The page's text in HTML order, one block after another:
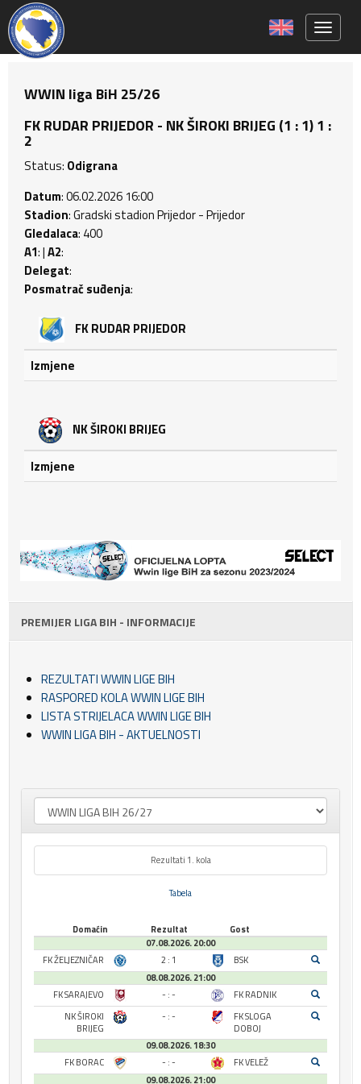
WWIN liga BiH 25/26
FK RUDAR PRIJEDOR - NK ŠIROKI BRIJEG (1 : 1) 1 :
2
Status: Odigrana
Datum: 06.02.2026 16:00
Stadion: Gradski stadion Prijedor - Prijedor
Gledalaca: 400
A1: |A2:
Delegat:
Posmatrač suđenja:
FK RUDAR PRIJEDOR
Izmjene
NK ŠIROKI BRIJEG
Izmjene
PREMIJER LIGA BIH - INFORMACIJE
REZULTATI WWIN LIGE BIH
RASPORED KOLA WWIN LIGE BIH
LISTA STRIJELACA WWIN LIGE BIH
WWIN LIGA BIH - AKTUELNOSTI
Rezultati 1. kola
Tabela
Domaćin Rezultat
Gost
07.08.2026. 20:00
FK ŽELJEZNIČAR
2 : 1
BSK
08.08.2026. 21:00
FK SARAJEVO
- : -
FK RADNIK
NK ŠIROKI
BRIJEG
- : -
FK SLOGA
DOBOJ
09.08.2026. 18:30
FK BORAC
- : -
FK VELEŽ
09.08.2026. 21:00